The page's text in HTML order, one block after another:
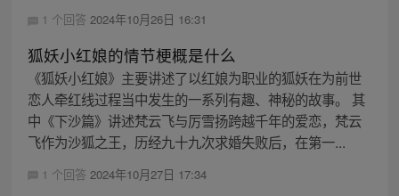
1 个回答 2024年10月26日 16:31
狐妖小红娘的情节梗概是什么
《狐妖小红娘》主要讲述了以红娘为职业的狐妖在为前世
恋人牵红线过程当中发生的一系列有趣、神秘的故事。 其
中《下沙篇》讲述梵云飞与厉雪扬跨越千年的爱恋，梵云
飞作为沙狐之王，历经九十九次求婚失败后，在第一...
1 个回答 2024年10月27日 17:34